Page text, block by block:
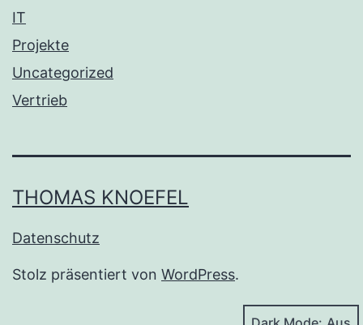
IT
Projekte
Uncategorized
Vertrieb
THOMAS KNOEFEL
Datenschutz
Stolz präsentiert von WordPress.